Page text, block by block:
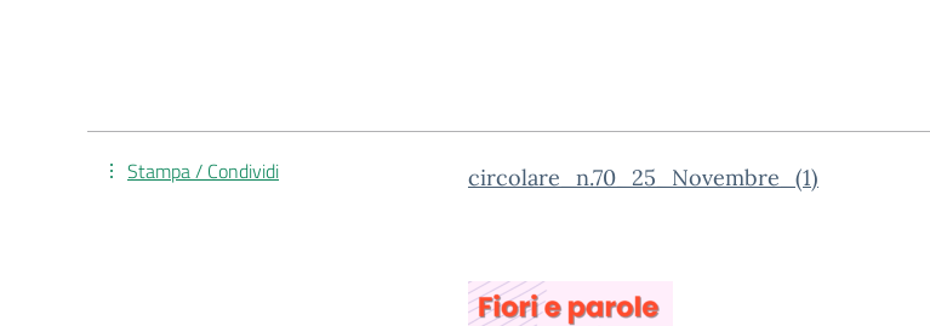
circolare_n.70_25_Novembre_(1)
Stampa / Condividi